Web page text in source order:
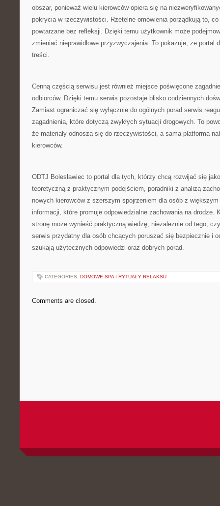
obszar, ponieważ wielu kierowców opiera się na
pokrycia w rzeczywistości. Rzetelne omówienia porządkują to,
powtarzane bez refleksji. Dzięki temu użytkownik może
zmieniać nieprawidłowe przyzwyczajenia. To pokazuje, że portal
treści.
Cenną częścią serwisu jest również miejsce poświęcone
odbiorców. Dzięki temu serwis pozostaje blisko codziennych
Zamiast ograniczać się wyłącznie do ogólnych porad serwis
zagadnienia, które dotyczą zwykłych sytuacji drogowych. To
że materiały odnoszą się do rzeczywistości, a sama platforma
kierowców.
ODTJ Bolesławiec to portal dla tych, którzy chcą rozwijać się
teoretyczną z praktycznym podejściem, poradniki z analizą
nowych kierowców z szerszym spojrzeniem dla osób z
informacji, które promuje odpowiedzialne zachowania na drodze.
stronę może wynieść praktyczną wiedzę, niezależnie od tego,
serwis przydatny dla osób chcących poruszać się bezpiecznie i
szukają użytecznych odpowiedzi oraz dobrych porad.
CATEGORIES: DOMOWE SPA I RYTUAŁY RELAKSU
Comments are closed.